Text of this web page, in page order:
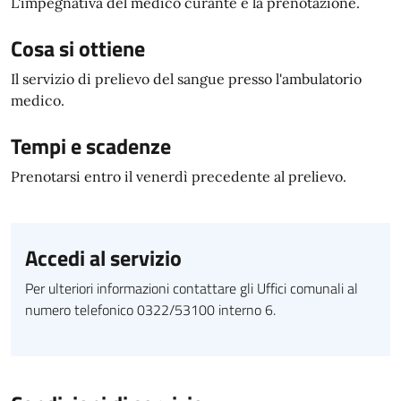
Cosa si ottiene
Il servizio di prelievo del sangue presso l'ambulatorio
medico.
Tempi e scadenze
Prenotarsi entro il venerdì precedente al prelievo.
Accedi al servizio
Per ulteriori informazioni contattare gli Uffici comunali al
numero telefonico 0322/53100 interno 6.